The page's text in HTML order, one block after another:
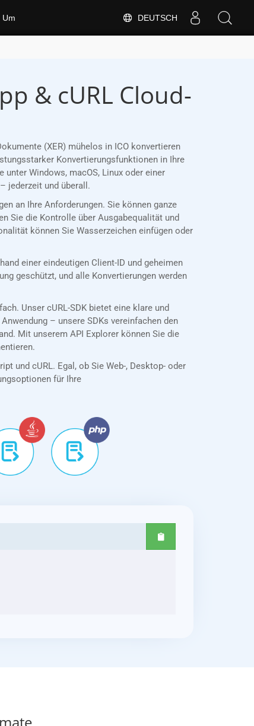
DEUTSCH
Um
& cURL Cloud-
(XER) mühelos in ICO konvertieren
Konvertierungsfunktionen in Ihre
Windows, macOS, Linux oder einer
jederzeit und überall.
an Ihre Anforderungen. Sie können ganze
Sie die Kontrolle über Ausgabequalität und
können Sie Wasserzeichen einfügen oder
einer eindeutigen Client-ID und geheimen
geschützt, und alle Konvertierungen werden
Unser cURL-SDK bietet eine klare und
– unsere SDKs vereinfachen den
Mit unserem API Explorer können Sie die
und cURL. Egal, ob Sie Web-, Desktop- oder
für Ihre